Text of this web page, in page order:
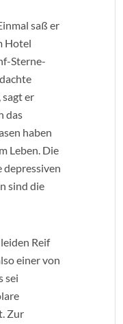
saß er
Hotel
Sterne-
sagt er
das
haben
Leben. Die
depressiven
sind die
Reif
einer von
sei
Zur